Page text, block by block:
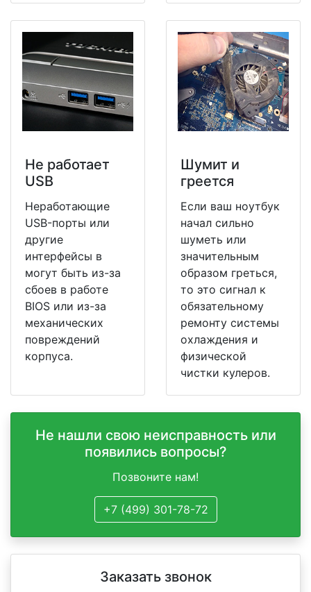
Не работает
USB
Неработающие
USB-порты или
другие
интерфейсы в
могут быть из-за
сбоев в работе
BIOS или из-за
механических
повреждений
корпуса.
Шумит и
греется
Если ваш ноутбук
начал сильно
шуметь или
значительным
образом греться,
то это сигнал к
обязательному
ремонту системы
охлаждения и
физической
чистки кулеров.
Не нашли свою неисправность или
появились вопросы?
Позвоните нам!
+7 (499) 301-78-72
Заказать звонок